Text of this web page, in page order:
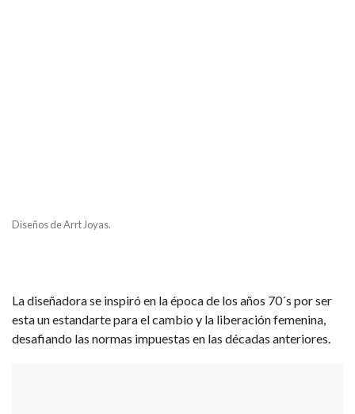
Diseños de Arrt Joyas.
La diseñadora se inspiró en la época de los años 70´s por ser
esta un estandarte para el cambio y la liberación femenina,
desafiando las normas impuestas en las décadas anteriores.